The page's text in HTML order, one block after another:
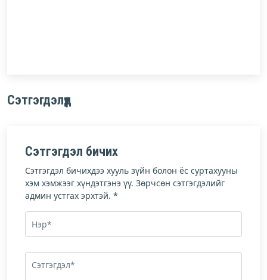
Сэтгэгдэлүүд
Сэтгэгдэл бичих
Сэтгэгдэл бичихдээ хууль зүйн болон ёс суртахууны
хэм хэмжээг хүндэтгэнэ үү. Зөрчсөн сэтгэгдэлийг
админ устгах эрхтэй. *